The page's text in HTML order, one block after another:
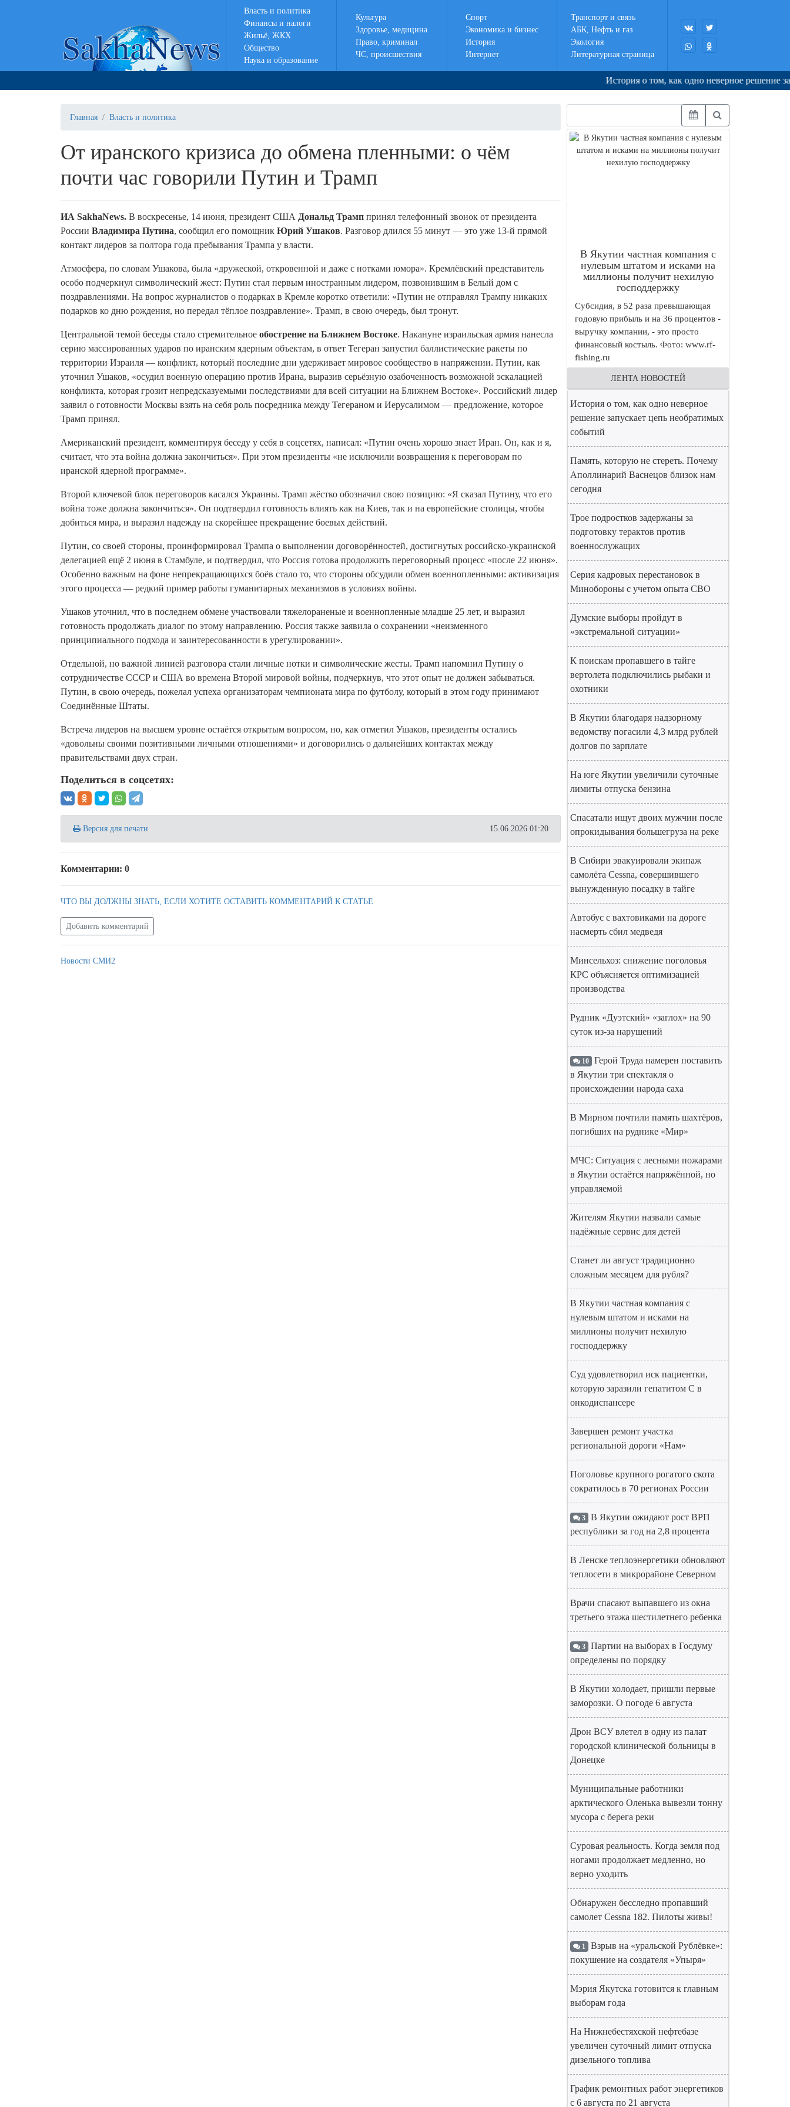
Власть и политика
Финансы и налоги
Жильё, ЖКХ
Общество
Наука и образование
Культура
Здоровье, медицина
Право, криминал
ЧС, происшествия
Спорт
Экономика и бизнес
История
Интернет
Транспорт и связь
АБК, Нефть и газ
Экология
Литературная страница
История о том, как одно неверное решение
Главная Власть и политика
От иранского кризиса до обмена пленными: о чём
почти час говорили Путин и Трамп
ИА SakhaNews. В воскресенье, 14 июня, президент США Дональд Трамп принял телефонный звонок от президента
России Владимира Путина, сообщил его помощник Юрий Ушаков. Разговор длился 55 минут — это уже 13-й прямой
контакт лидеров за полтора года пребывания Трампа у власти.
Атмосфера, по словам Ушакова, была «дружеской, откровенной и даже с нотками юмора». Кремлёвский представитель
особо подчеркнул символический жест: Путин стал первым иностранным лидером, позвонившим в Белый дом с
поздравлениями. На вопрос журналистов о подарках в Кремле коротко ответили: «Путин не отправлял Трампу никаких
подарков ко дню рождения, но передал тёплое поздравление». Трамп, в свою очередь, был тронут.
Центральной темой беседы стало стремительное обострение на Ближнем Востоке. Накануне израильская армия нанесла
серию массированных ударов по иранским ядерным объектам, в ответ Тегеран запустил баллистические ракеты по
территории Израиля — конфликт, который последние дни удерживает мировое сообщество в напряжении. Путин, как
уточнил Ушаков, «осудил военную операцию против Ирана, выразив серьёзную озабоченность возможной эскалацией
конфликта, которая грозит непредсказуемыми последствиями для всей ситуации на Ближнем Востоке». Российский лидер
заявил о готовности Москвы взять на себя роль посредника между Тегераном и Иерусалимом — предложение, которое
Трамп принял.
Американский президент, комментируя беседу у себя в соцсетях, написал: «Путин очень хорошо знает Иран. Он, как и я,
считает, что эта война должна закончиться». При этом президенты «не исключили возвращения к переговорам по
иранской ядерной программе».
Второй ключевой блок переговоров касался Украины. Трамп жёстко обозначил свою позицию: «Я сказал Путину, что его
война тоже должна закончиться». Он подтвердил готовность влиять как на Киев, так и на европейские столицы, чтобы
добиться мира, и выразил надежду на скорейшее прекращение боевых действий.
Путин, со своей стороны, проинформировал Трампа о выполнении договорённостей, достигнутых российско-украинской
делегацией ещё 2 июня в Стамбуле, и подтвердил, что Россия готова продолжить переговорный процесс «после 22 июня».
Особенно важным на фоне непрекращающихся боёв стало то, что стороны обсудили обмен военнопленными: активизация
этого процесса — редкий пример работы гуманитарных механизмов в условиях войны.
Ушаков уточнил, что в последнем обмене участвовали тяжелораненые и военнопленные младше 25 лет, и выразил
готовность продолжать диалог по этому направлению. Россия также заявила о сохранении «неизменного
принципиального подхода и заинтересованности в урегулировании».
Отдельной, но важной линией разговора стали личные нотки и символические жесты. Трамп напомнил Путину о
сотрудничестве СССР и США во времена Второй мировой войны, подчеркнув, что этот опыт не должен забываться.
Путин, в свою очередь, пожелал успеха организаторам чемпионата мира по футболу, который в этом году принимают
Соединённые Штаты.
Встреча лидеров на высшем уровне остаётся открытым вопросом, но, как отметил Ушаков, президенты остались
«довольны своими позитивными личными отношениями» и договорились о дальнейших контактах между
правительствами двух стран.
Поделиться в соцсетях:
Версия для печати 15.06.2026 01:20
Комментарии: 0
ЧТО ВЫ ДОЛЖНЫ ЗНАТЬ, ЕСЛИ ХОТИТЕ ОСТАВИТЬ КОММЕНТАРИЙ К СТАТЬЕ
Добавить комментарий
Новости СМИ2
В Якутии частная компания с
нулевым штатом и исками на
миллионы получит нехилую
господдержку
Субсидия, в 52 раза превышающая
годовую прибыль и на 36 процентов -
выручку компании, - это просто
финансовый костыль. Фото: www.rf-
fishing.ru
ЛЕНТА НОВОСТЕЙ
История о том, как одно неверное
решение запускает цепь необратимых
событий
Память, которую не стереть. Почему
Аполлинарий Васнецов близок нам
сегодня
Трое подростков задержаны за
подготовку терактов против
военнослужащих
Серия кадровых перестановок в
Минобороны с учетом опыта СВО
Думские выборы пройдут в
«экстремальной ситуации»
К поискам пропавшего в тайге
вертолета подключились рыбаки и
охотники
В Якутии благодаря надзорному
ведомству погасили 4,3 млрд рублей
долгов по зарплате
На юге Якутии увеличили суточные
лимиты отпуска бензина
Спасатали ищут двоих мужчин после
опрокидывания большегруза на реке
В Сибири эвакуировали экипаж
самолёта Cessna, совершившего
вынужденную посадку в тайге
Автобус с вахтовиками на дороге
насмерть сбил медведя
Минсельхоз: снижение поголовья
КРС объясняется оптимизацией
производства
Рудник «Дуэтский» «заглох» на 90
суток из-за нарушений
10 Герой Труда намерен поставить
в Якутии три спектакля о
происхождении народа саха
В Мирном почтили память шахтёров,
погибших на руднике «Мир»
МЧС: Ситуация с лесными пожарами
в Якутии остаётся напряжённой, но
управляемой
Жителям Якутии назвали самые
надёжные сервис для детей
Станет ли август традиционно
сложным месяцем для рубля?
В Якутии частная компания с
нулевым штатом и исками на
миллионы получит нехилую
господдержку
Суд удовлетворил иск пациентки,
которую заразили гепатитом С в
онкодиспансере
Завершен ремонт участка
региональной дороги «Нам»
Поголовье крупного рогатого скота
сократилось в 70 регионах России
3 В Якутии ожидают рост ВРП
республики за год на 2,8 процента
В Ленске теплоэнергетики обновляют
теплосети в микрорайоне Северном
Врачи спасают выпавшего из окна
третьего этажа шестилетнего ребенка
3 Партии на выборах в Госдуму
определены по порядку
В Якутии холодает, пришли первые
заморозки. О погоде 6 августа
Дрон ВСУ влетел в одну из палат
городской клинической больницы в
Донецке
Муниципальные работники
арктического Оленька вывезли тонну
мусора с берега реки
Суровая реальность. Когда земля под
ногами продолжает медленно, но
верно уходить
Обнаружен бесследно пропавший
самолет Cessna 182. Пилоты живы!
1 Взрыв на «уральской Рублёвке»:
покушение на создателя «Упыря»
Мэрия Якутска готовится к главным
выборам года
На Нижнебестяхской нефтебазе
увеличен суточный лимит отпуска
дизельного топлива
График ремонтных работ энергетиков
с 6 августа по 21 августа